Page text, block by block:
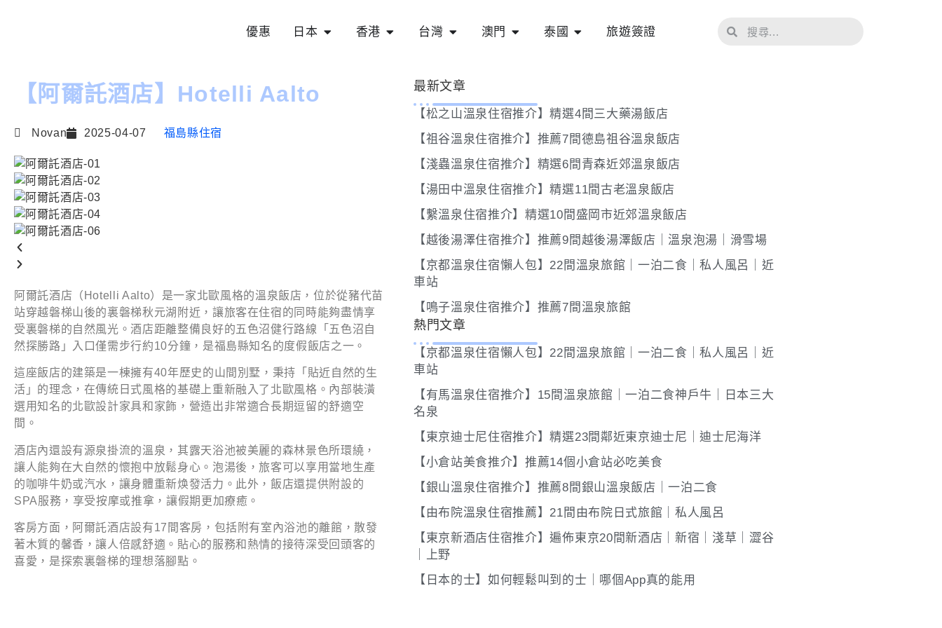
優惠 日本 香港 台灣 澳門 泰國 旅遊簽證
【阿爾託酒店】Hotelli Aalto
Novan 2025-04-07 福島縣住宿
阿爾託酒店（Hotelli Aalto）是一家北歐風格的溫泉飯店，位於從豬代苗
站穿越磐梯山後的裏磐梯秋元湖附近，讓旅客在住宿的同時能夠盡情享
受裏磐梯的自然風光。酒店距離整備良好的五色沼健行路線「五色沼自
然探勝路」入口僅需步行約10分鐘，是福島縣知名的度假飯店之一。
這座飯店的建築是一棟擁有40年歷史的山間別墅，秉持「貼近自然的生
活」的理念，在傳統日式風格的基礎上重新融入了北歐風格。內部裝潢
選用知名的北歐設計家具和家飾，營造出非常適合長期逗留的舒適空
間。
酒店內還設有源泉掛流的溫泉，其露天浴池被美麗的森林景色所環繞，
讓人能夠在大自然的懷抱中放鬆身心。泡湯後，旅客可以享用當地生產
的咖啡牛奶或汽水，讓身體重新焕發活力。此外，飯店還提供附設的
SPA服務，享受按摩或推拿，讓假期更加療癒。
客房方面，阿爾託酒店設有17間客房，包括附有室內浴池的離館，散發
著木質的馨香，讓人倍感舒適。貼心的服務和熱情的接待深受回頭客的
喜愛，是探索裏磐梯的理想落腳點。
最新文章
【松之山溫泉住宿推介】精選4間三大藥湯飯店
【祖谷溫泉住宿推介】推薦7間德島祖谷溫泉飯店
【淺蟲溫泉住宿推介】精選6間青森近郊溫泉飯店
【湯田中溫泉住宿推介】精選11間古老溫泉飯店
【繫溫泉住宿推介】精選10間盛岡市近郊溫泉飯店
【越後湯澤住宿推介】推薦9間越後湯澤飯店｜溫泉泡湯｜滑雪場
【京都溫泉住宿懶人包】22間溫泉旅館｜一泊二食｜私人風呂｜近
車站
【鳴子溫泉住宿推介】推薦7間溫泉旅館
熱門文章
【京都溫泉住宿懶人包】22間溫泉旅館｜一泊二食｜私人風呂｜近
車站
【有馬溫泉住宿推介】15間溫泉旅館｜一泊二食神戶牛｜日本三大
名泉
【東京迪士尼住宿推介】精選23間鄰近東京迪士尼｜迪士尼海洋
【小倉站美食推介】推薦14個小倉站必吃美食
【銀山溫泉住宿推介】推薦8間銀山溫泉飯店｜一泊二食
【由布院溫泉住宿推薦】21間由布院日式旅館｜私人風呂
【東京新酒店住宿推介】遍佈東京20間新酒店｜新宿｜淺草｜澀谷
｜上野
【日本的士】如何輕鬆叫到的士｜哪個App真的能用